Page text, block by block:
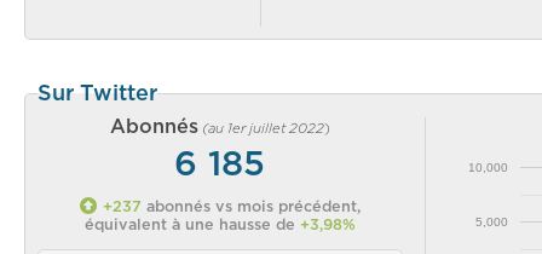
Sur Twitter
Abonnés (au 1er juillet 2022)
6 185
+237 abonnés vs mois précédent,
équivalent à une hausse de +3,98% 5,000
10,000